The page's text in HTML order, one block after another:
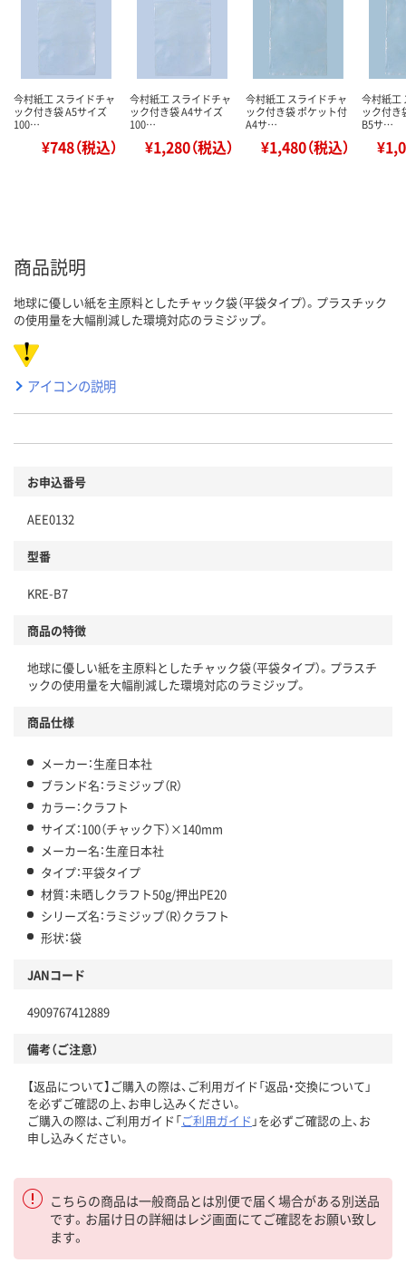
今村紙工 スライドチャ
ック付き袋 A5サイズ
100…
¥748（税込）
今村紙工 スライドチャ
ック付き袋 A4サイズ
100…
¥1,280（税込）
今村紙工 スライドチャ
ック付き袋 ポケット付
A4サ…
¥1,480（税込）
今村紙工
ック付き
B5サ…
商品説明
地球に優しい紙を主原料としたチャック袋（平袋タイプ）。プラスチック
の使用量を大幅削減した環境対応のラミジップ。
アイコンの説明
お申込番号
AEE0132
型番
KRE-B7
商品の特徴
地球に優しい紙を主原料としたチャック袋（平袋タイプ）。プラスチ
ックの使用量を大幅削減した環境対応のラミジップ。
商品仕様
メーカー：生産日本社
ブランド名：ラミジップ（R）
カラー：クラフト
サイズ：100（チャック下）×140mm
メーカー名：生産日本社
タイプ：平袋タイプ
材質：未晒しクラフト50g/押出PE20
シリーズ名：ラミジップ（R）クラフト
形状：袋
JANコード
4909767412889
備考（ご注意）
【返品について】ご購入の際は、ご利用ガイド「返品・交換について」
を必ずご確認の上、お申し込みください。
ご購入の際は、ご利用ガイド「ご利用ガイド 」を必ずご確認の上、お
申し込みください。
こちらの商品は一般商品とは別便で届く場合がある別送品
です。お届け日の詳細はレジ画面にてご確認をお願い致し
ます。